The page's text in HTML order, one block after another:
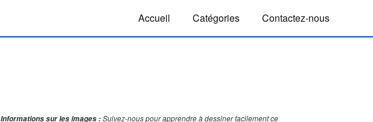
Accueil Catégories Contactez-nous
Informations sur les images :Suivez-nous pour apprendre à dessiner facilement ce